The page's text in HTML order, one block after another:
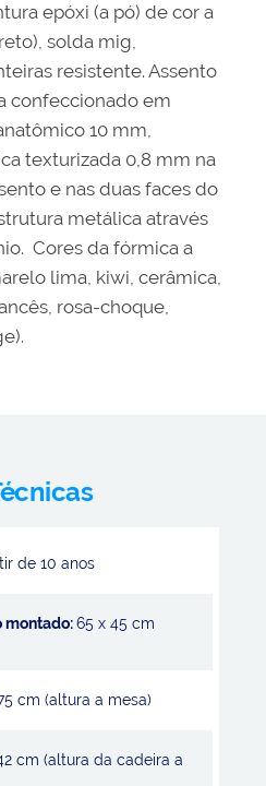
epóxi (a pó) de cor a
solda mig,
resistente. Assento
confeccionado em
10 mm,
texturizada 0,8 mm na
e nas duas faces do
metálica através
Cores da fórmica a
lima, kiwi, cerâmica,
rosa-choque,
de 10 anos
montado:65 x 45 cm
cm (altura a mesa)
cm (altura da cadeira a